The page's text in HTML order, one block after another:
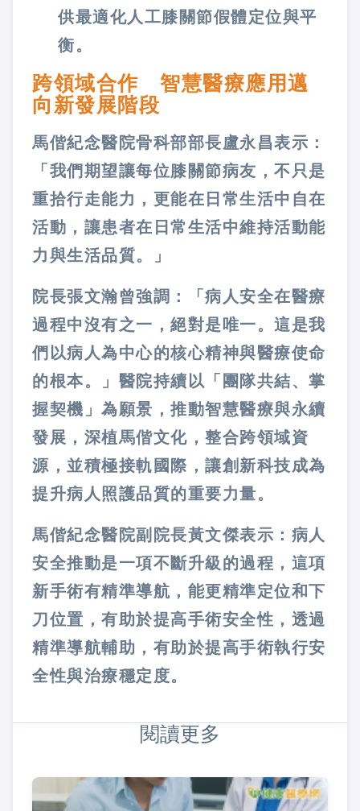
供最適化人工膝關節假體定位與平
衡。
跨領域合作 智慧醫療應用邁
向新發展階段
馬偕紀念醫院骨科部部長盧永昌表示：
「我們期望讓每位膝關節病友，不只是
重拾行走能力，更能在日常生活中自在
活動，讓患者在日常生活中維持活動能
力與生活品質。」
院長張文瀚曾強調：「病人安全在醫療
過程中沒有之一，絕對是唯一。這是我
們以病人為中心的核心精神與醫療使命
的根本。」醫院持續以「團隊共結、掌
握契機」為願景，推動智慧醫療與永續
發展，深植馬偕文化，整合跨領域資
源，並積極接軌國際，讓創新科技成為
提升病人照護品質的重要力量。
馬偕紀念醫院副院長黃文傑表示：病人
安全推動是一項不斷升級的過程，這項
新手術有精準導航，能更精準定位和下
刀位置，有助於提高手術安全性，透過
精準導航輔助，有助於提高手術執行安
全性與治療穩定度。
閱讀更多